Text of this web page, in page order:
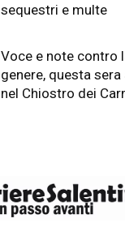
sequestri e multe
Voce e note contro
genere, questa
nel Chiostro dei